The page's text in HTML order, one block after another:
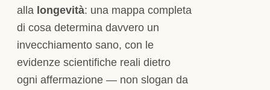
alla longevità: una mappa completa
di cosa determina davvero un
invecchiamento sano, con le
evidenze scientifiche reali dietro
ogni affermazione — non slogan da